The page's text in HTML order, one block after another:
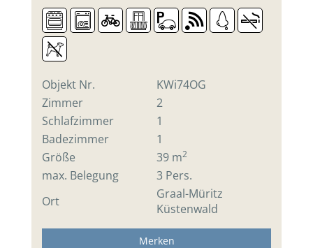
Objekt Nr.
KWi74OG
Zimmer
2
Schlafzimmer
1
Badezimmer
1
Größe
39 m2
max. Belegung
3 Pers.
Ort
Graal-Müritz
Küstenwald
Merken